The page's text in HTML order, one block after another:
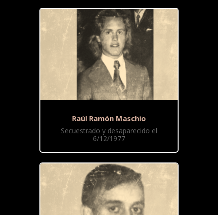
Raúl Ramón Maschio
Secuestrado y desaparecido el
6/12/1977